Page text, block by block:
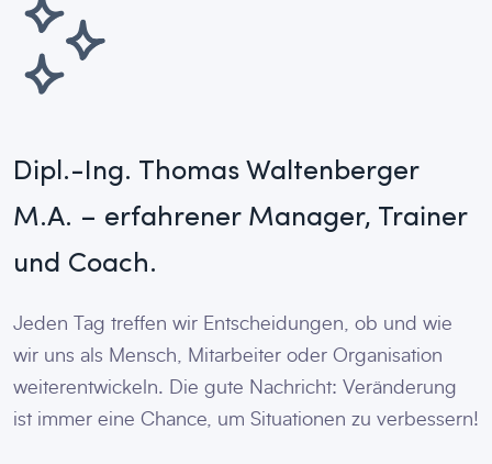
Dipl.-Ing. Thomas Waltenberger
M.A. – erfahrener Manager, Trainer
und Coach.
Jeden Tag treffen wir Entscheidungen, ob und wie
wir uns als Mensch, Mitarbeiter oder Organisation
weiterentwickeln. Die gute Nachricht: Veränderung
ist immer eine Chance, um Situationen zu verbessern!